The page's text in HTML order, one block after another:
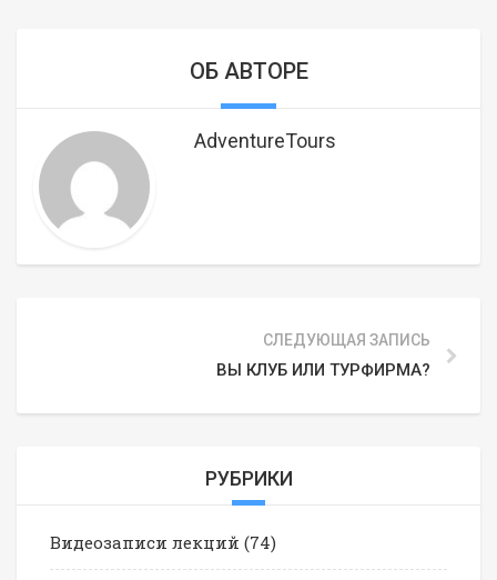
ОБ АВТОРЕ
AdventureTours
СЛЕДУЮЩАЯ ЗАПИСЬ
ВЫ КЛУБ ИЛИ ТУРФИРМА?
РУБРИКИ
Видеозаписи лекций (74)